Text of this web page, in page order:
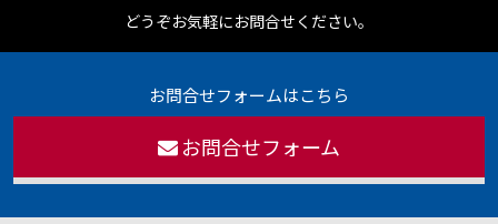
どうぞお気軽にお問合せください。
お問合せフォームはこちら
お問合せフォーム